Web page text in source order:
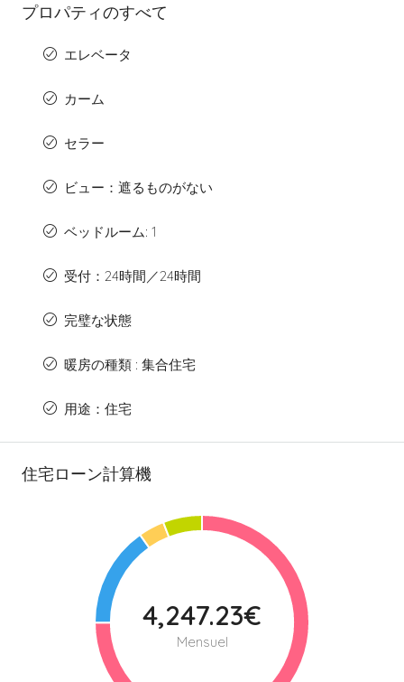
プロパティのすべて
エレベータ
カーム
セラー
ビュー：遮るものがない
ベッドルーム: 1
受付：24時間／24時間
完璧な状態
暖房の種類 : 集合住宅
用途：住宅
住宅ローン計算機
4,247.23€
Mensuel